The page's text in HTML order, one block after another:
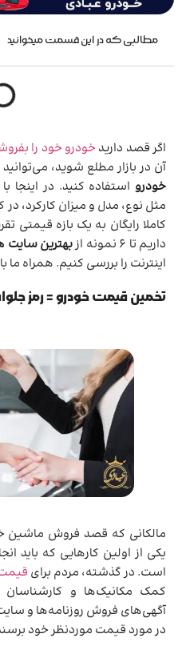
مطالبی که در این قسمت میخوانید
اگر قصد دارید خودرو خود را
آن در بازار مطلع شوید،
خودرو استفاده کنید. در اینجا
مثل نوع، مدل و میزان کارکرد،
کاملا رایگان به یک بازه قیمتی
داریم تا 6 نمونه از
بهترین سایت
اینترنت را بررسی کنیم. همراه ما
تخمین قیمت خودرو = رمز
مالکانی که قصد فروش ماشین
یکی از اولین کارهایی که باید
است. در گذشته، مردم برای
کمک مکانیک‌ها و
آگهی‌های فروش روزنامه‌ها و
در مورد قیمت موردنظر خود